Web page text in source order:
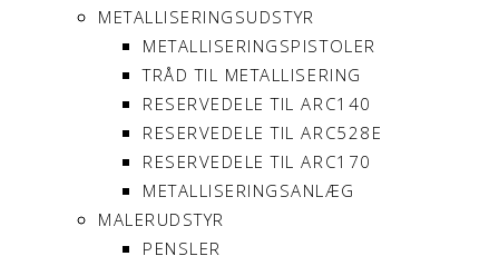
METALLISERINGSUDSTYR
METALLISERINGSPISTOLER
TRÅD TIL METALLISERING
RESERVEDELE TIL ARC140
RESERVEDELE TIL ARC528E
RESERVEDELE TIL ARC170
METALLISERINGSANLÆG
MALERUDSTYR
PENSLER